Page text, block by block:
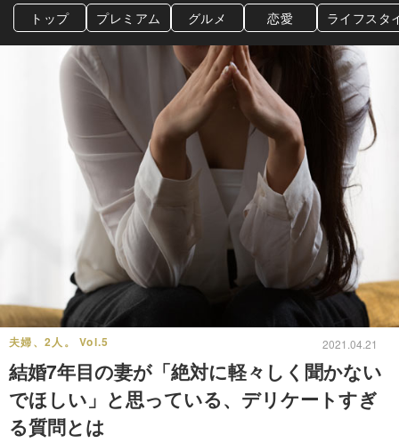
トップ プレミアム グルメ 恋愛 ライフスタ
夫婦、2人。 Vol.5 2021.04.21
結婚7年目の妻が「絶対に軽々しく聞かない
でほしい」と思っている、デリケートすぎ
る質問とは